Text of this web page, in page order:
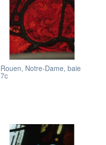
Rouen, Notre-Dame, baie
7c